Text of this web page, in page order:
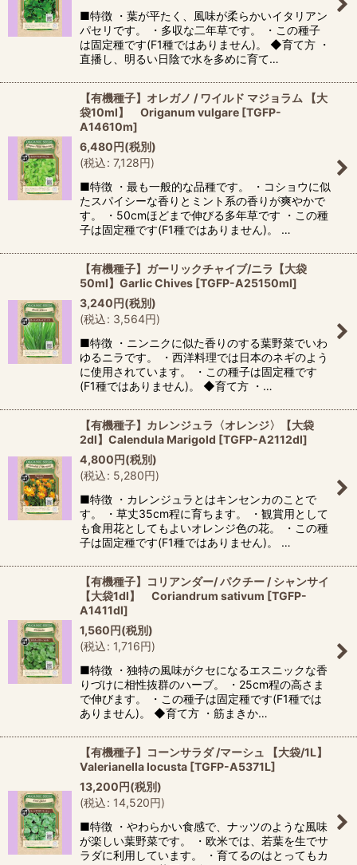
■特徴 ・葉が平たく、風味が柔らかいイタリアン
パセリです。 ・多収な二年草です。 ・この種子
は固定種です(F1種ではありません)。 ◆育て方 ・
直播し、明るい日陰で水を多めに育て…
【有機種子】オレガノ / ワイルド マジョラム 【大
袋10ml】 Origanum vulgare [TGFP-
A14610m]
6,480円(税別)
(税込: 7,128円)
■特徴 ・最も一般的な品種です。 ・コショウに似
たスパイシーな香りとミント系の香りが爽やかで
す。 ・50cmほどまで伸びる多年草です ・この種
子は固定種です(F1種ではありません)。 …
【有機種子】ガーリックチャイブ/ニラ【大袋
50ml】Garlic Chives [TGFP-A25150ml]
3,240円(税別)
(税込: 3,564円)
■特徴 ・ニンニクに似た香りのする葉野菜でいわ
ゆるニラです。 ・西洋料理では日本のネギのよう
に使用されています。 ・この種子は固定種です
(F1種ではありません)。 ◆育て方 ・…
【有機種子】カレンジュラ〈オレンジ〉【大袋
2dl】Calendula Marigold [TGFP-A2112dl]
4,800円(税別)
(税込: 5,280円)
■特徴 ・カレンジュラとはキンセンカのことで
す。 ・草丈35cm程に育ちます。 ・観賞用として
も食用花としてもよいオレンジ色の花。 ・この種
子は固定種です(F1種ではありません)。 …
【有機種子】コリアンダー/ パクチー / シャンサイ
【大袋1dl】 Coriandrum sativum [TGFP-
A1411dl]
1,560円(税別)
(税込: 1,716円)
■特徴 ・独特の風味がクセになるエスニックな香
りづけに相性抜群のハーブ。 ・25cm程の高さま
で伸びます。 ・この種子は固定種です(F1種では
ありません)。 ◆育て方 ・筋まきか…
【有機種子】コーンサラダ /マーシュ 【大袋/1L】
Valerianella locusta [TGFP-A5371L]
13,200円(税別)
(税込: 14,520円)
■特徴 ・やわらかい食感で、ナッツのような風味
が楽しい葉野菜です。 ・欧米では、若葉を生でサ
ラダに利用しています。 ・育てるのはとってもカ